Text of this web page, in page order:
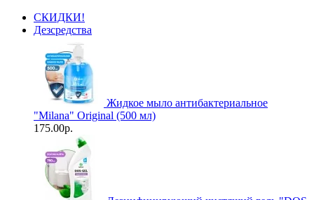
СКИДКИ!
Дезсредства
Жидкое мыло антибактериальное
"Milana" Original (500 мл)
175.00р.